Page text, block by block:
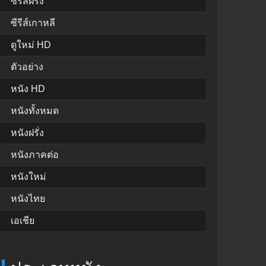
ซีรีส์เกาหลี
ดูใหม่ HD
ตัวอย่าง
หนัง HD
หนังทั้งหมด
หนังฝรั่ง
หนังภาคต่อ
หนังใหม่
หนังไทย
เอเชีย